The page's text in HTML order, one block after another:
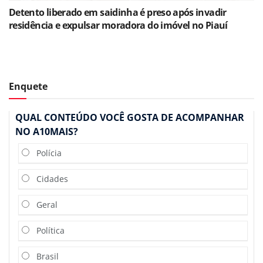
Detento liberado em saidinha é preso após invadir
residência e expulsar moradora do imóvel no Piauí
Enquete
QUAL CONTEÚDO VOCÊ GOSTA DE ACOMPANHAR
NO A10MAIS?
Polícia
Cidades
Geral
Política
Brasil